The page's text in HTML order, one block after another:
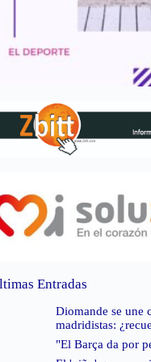
Entradas
Diomande se une
madridistas:
"El Barça da por